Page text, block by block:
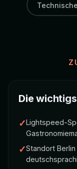
Die
✓Lightspeed-
✓Standort